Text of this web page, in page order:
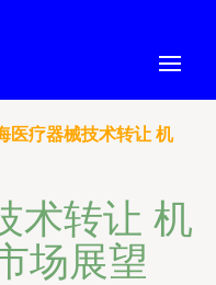
医疗器械技术转让 机
术转让 机
场展望